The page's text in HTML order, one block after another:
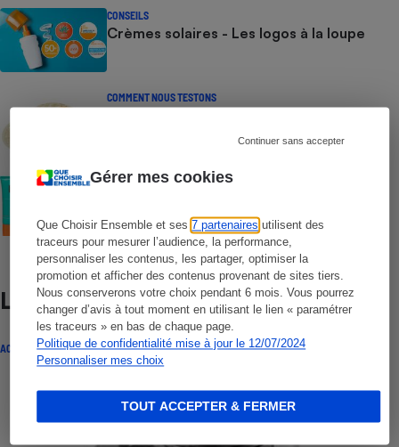
Gérer mes cookies
Que Choisir Ensemble et ses7 partenaires utilisent des
traceurs pour mesurer l’audience, la performance,
personnaliser les contenus, les partager, optimiser la
promotion et afficher des contenus provenant de sites tiers.
Nous conserverons votre choix pendant 6 mois. Vous pourrez
changer d’avis à tout moment en utilisant le lien « paramétrer
les traceurs » en bas de chaque page.
Politique de confidentialité mise à jour le 12/07/2024
Personnaliser mes choix
Continuer sans accepter
TOUT ACCEPTER & FERMER
CONSEILS
Crèmes solaires - Les logos à la loupe
COMMENT NOUS TESTONS
COMMENT NOUS TESTONS
Lire aussi
ACTUALITÉ